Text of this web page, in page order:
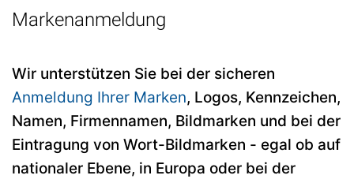
Markenanmeldung
Wir unterstützen Sie bei der sicheren
Anmeldung Ihrer Marken, Logos, Kennzeichen,
Namen, Firmennamen, Bildmarken und bei der
Eintragung von Wort-Bildmarken - egal ob auf
nationaler Ebene, in Europa oder bei der